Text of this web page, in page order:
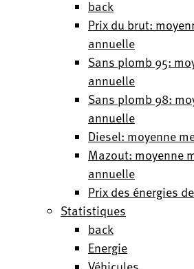
back
Prix du brut:
annuelle
Sans plomb 95:
annuelle
Sans plomb 98:
annuelle
Diesel: moyenne
Mazout: moyenne
annuelle
Prix des énergies
Statistiques
back
Energie